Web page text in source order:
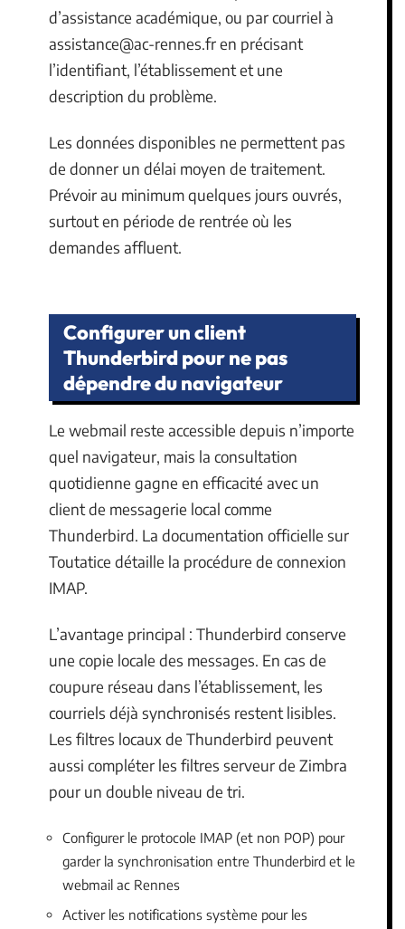
d’assistance académique, ou par courriel à
assistance@ac-rennes.fren précisant
l’identifiant, l’établissement et une
description du problème.
Les données disponibles ne permettent pas
de donner un délai moyen de traitement.
Prévoir au minimum quelques jours ouvrés,
surtout en période de rentrée où les
demandes affluent.
Configurer un client
Thunderbird pour ne pas
dépendre du navigateur
Le webmail reste accessible depuis n’importe
quel navigateur, mais la consultation
quotidienne gagne en efficacité avec un
client de messagerie local comme
Thunderbird. La documentation officielle sur
Toutatice détaille la procédure de connexion
IMAP.
L’avantage principal : Thunderbird conserve
une copie locale des messages. En cas de
coupure réseau dans l’établissement, les
courriels déjà synchronisés restent lisibles.
Les filtres locaux de Thunderbird peuvent
aussi compléter les filtres serveur de Zimbra
pour un double niveau de tri.
Configurer le protocole IMAP (et non POP) pour
garder la synchronisation entre Thunderbird et le
webmail ac Rennes
Activer les notifications système pour les